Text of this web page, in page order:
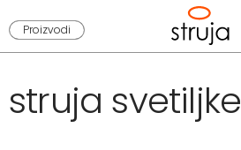
Proizvodi
struja svetiljke